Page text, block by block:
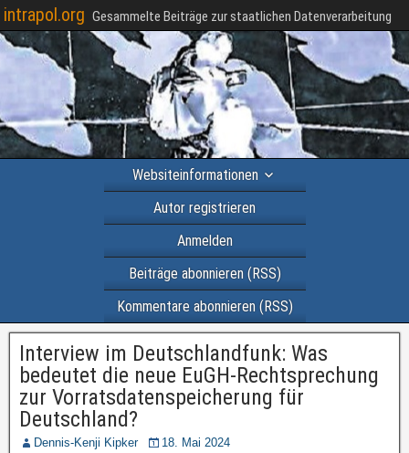
intrapol.org Gesammelte Beiträge zur staatlichen Datenverarbeitung
Websiteinformationen
Autor registrieren
Anmelden
Beiträge abonnieren (RSS)
Kommentare abonnieren (RSS)
Interview im Deutschlandfunk: Was
bedeutet die neue EuGH-Rechtsprechung
zur Vorratsdatenspeicherung für
Deutschland?
Dennis-Kenji Kipker
18. Mai 2024